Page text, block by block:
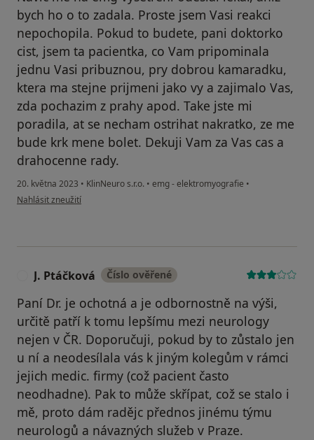
bych ho o to zadala. Proste jsem Vasi reakci
nepochopila. Pokud to budete, pani doktorko
cist, jsem ta pacientka, co Vam pripominala
jednu Vasi pribuznou, pry dobrou kamaradku,
ktera ma stejne prijmeni jako vy a zajimalo Vas,
zda pochazim z prahy apod. Take jste mi
poradila, at se necham ostrihat nakratko, ze me
bude krk mene bolet. Dekuji Vam za Vas cas a
drahocenne rady.
20. května 2023 • KlinNeuro s.r.o. • emg - elektromyografie •
podle názoru uživatele E.R.
Nahlásit zneužití
J. Ptáčková Číslo ověřené
Paní Dr. je ochotná a je odbornostně na výši,
určitě patří k tomu lepšímu mezi neurology
nejen v ČR. Doporučuji, pokud by to zůstalo jen
u ní a neodesílala vás k jiným kolegům v rámci
jejich medic. firmy (což pacient často
neodhadne). Pak to může skřípat, což se stalo i
mě, proto dám radějc přednos jinému týmu
neurologů a návazných služeb v Praze.